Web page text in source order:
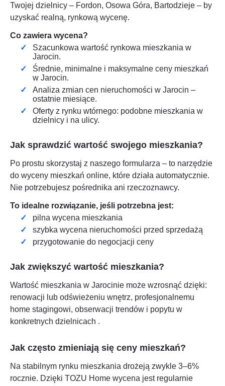
Twojej dzielnicy – Fordon, Osowa Góra, Bartodzieje – by
uzyskać realną, rynkową wycenę.
Co zawiera wycena?
Szacunkowa wartość rynkowa mieszkania w
Jarocin.
Średnie, minimalne i maksymalne ceny mieszkań
w Jarocin.
Analiza zmian cen nieruchomości w Jarocin –
ostatnie miesiące.
Oferty z rynku wtórnego: podobne mieszkania w
dzielnicy i na ulicy.
Jak sprawdzić wartość swojego mieszkania?
Po prostu skorzystaj z naszego formularza – to narzędzie
do wyceny mieszkań online, które działa automatycznie.
Nie potrzebujesz pośrednika ani rzeczoznawcy.
To idealne rozwiązanie, jeśli potrzebna jest:
pilna wycena mieszkania
szybka wycena nieruchomości przed sprzedażą
przygotowanie do negocjacji ceny
Jak zwiększyć wartość mieszkania?
Wartość mieszkania w Jarocinie może wzrosnąć dzięki:
renowacji lub odświeżeniu wnętrz, profesjonalnemu
home stagingowi, obserwacji trendów i popytu w
konkretnych dzielnicach .
Jak często zmieniają się ceny mieszkań?
Na stabilnym rynku mieszkania drożeją zwykle 3–6%
rocznie. Dzięki TOZU Home wycena jest regularnie